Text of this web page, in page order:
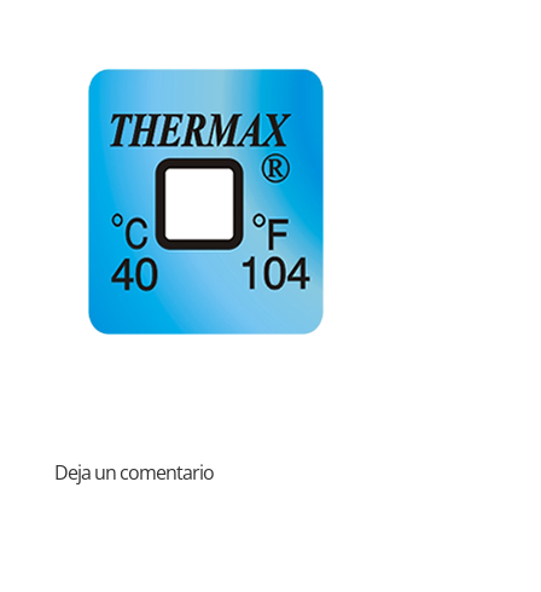
Deja un comentario